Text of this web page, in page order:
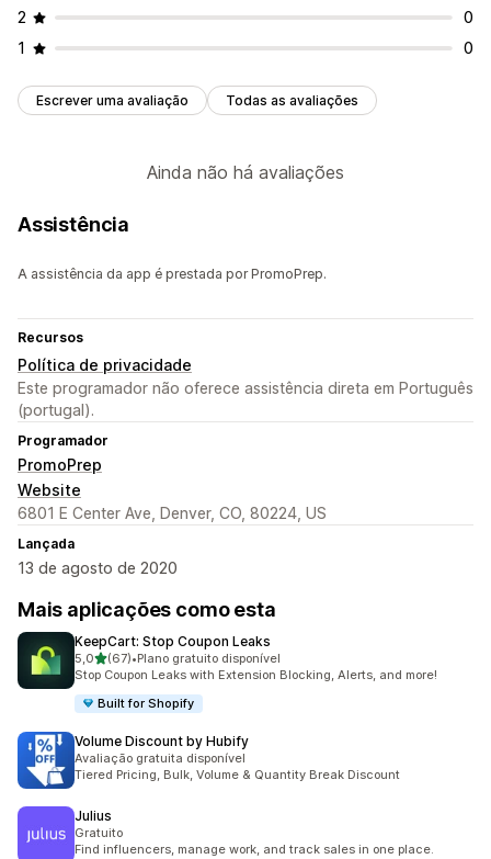
2
0
1
0
Escrever uma avaliação Todas as avaliações
Ainda não há avaliações
Assistência
A assistência da app é prestada por PromoPrep.
Recursos
Política de privacidade
Este programador não oferece assistência direta em Português
(portugal).
Programador
PromoPrep
Website
6801 E Center Ave, Denver, CO, 80224, US
Lançada
13 de agosto de 2020
Mais aplicações como esta
KeepCart: Stop Coupon Leaks
5,0de 5 estrelas
(67)
67 total de avaliações
•Plano gratuito disponível
Stop Coupon Leaks with Extension Blocking, Alerts, and more!
Built for Shopify
Volume Discount by Hubify
Avaliação gratuita disponível
Tiered Pricing, Bulk, Volume & Quantity Break Discount
Julius
Gratuito
Find influencers, manage work, and track sales in one place.